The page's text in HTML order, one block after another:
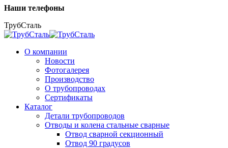
Наши телефоны
ТрубСталь
О компании
Новости
Фотогалерея
Производство
О трубопроводах
Сертификаты
Каталог
Детали трубопроводов
Отводы и колена стальные сварные
Отвод сварной секционный
Отвод 90 градусов